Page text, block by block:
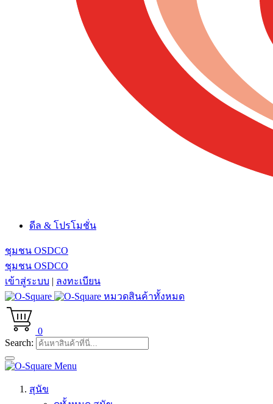
ดีล & โปรโมชั่น
ชุมชน OSDCO
ชุมชน OSDCO
เข้าสู่ระบบ | ลงทะเบียน
หมวดสินค้าทั้งหมด
0
Search:
Menu
สุนัข